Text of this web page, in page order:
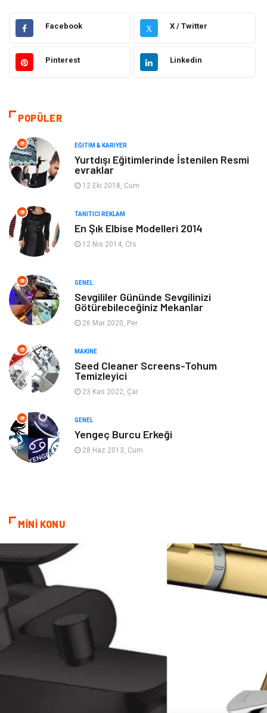
Hukuk Emlak
Otomotiv Sağlıklı Yaşam
Moda
Makine
Elektronik
Giyim
Ev Dekorasyon Organizasyon
Anne & Çocuk Genel Kültür
Ev İşleri
Gençlik & Eğlence
Mobilya
Evlilik Rehberi
Astroloji Keyfinizi Kaçırmayın
Sigorta
Yazı Tahtaları
Facebook X X / Twitter
Pinterest Linkedin
POPÜLER
EĞITIM & KARIYER
Yurtdışı Eğitimlerinde İstenilen Resmi
evraklar
12 Eki 2018, Cum
TANITICI REKLAM
En Şık Elbise Modelleri 2014
12 Nis 2014, Cts
GENEL
Sevgililer Gününde Sevgilinizi
Götürebileceğiniz Mekanlar
26 Mar 2020, Per
MAKINE
Seed Cleaner Screens-Tohum
Temizleyici
23 Kas 2022, Çar
GENEL
Yengeç Burcu Erkeği
28 Haz 2013, Cum
MİNİ KONU